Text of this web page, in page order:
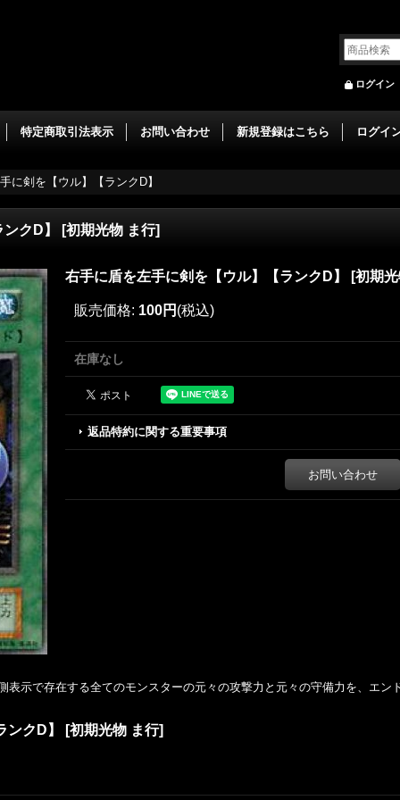
ログイン
特定商取引法表示 お問い合わせ 新規登録はこちら ログイ
に剣を【ウル】【ランクD】
クD】 [初期光物 ま行]
右手に盾を左手に剣を【ウル】【ランクD】 [初期
販売価格: 100円 (税込)
在庫なし
返品特約に関する重要事項
お問い合わせ
表示で存在する全てのモンスターの元々の攻撃力と元々の守備力を、エン
クD】 [初期光物 ま行]